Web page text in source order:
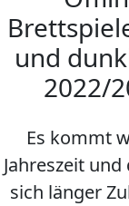
und
2022/
Es kommt
Jahreszeit
sich länger